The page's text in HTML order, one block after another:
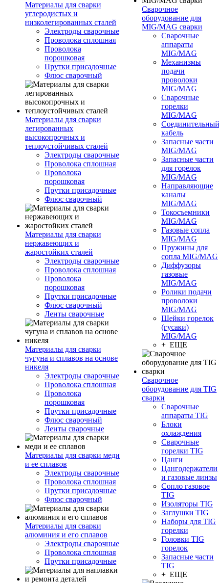
Материалы для сварки
углеродистых и
низколегированных сталей
Электроды сварочные
Проволока сплошная
Проволока
порошковая
Прутки присадочные
Флюс сварочный
Материалы для сварки
легированных
высокопрочных и
теплоустойчивых сталей
Электроды сварочные
Проволока сплошная
Проволока
порошковая
Прутки присадочные
Флюс сварочный
Материалы для сварки
нержавеющих и
жаростойких сталей
Электроды сварочные
Проволока сплошная
Проволока
порошковая
Прутки присадочные
Флюс сварочный
Ленты сварочные
Материалы для сварки
чугуна и сплавов на основе
никеля
Электроды сварочные
Проволока сплошная
Проволока
порошковая
Прутки присадочные
Флюс сварочный
Ленты сварочные
Материалы для сварки меди
и ее сплавов
Электроды сварочные
Проволока сплошная
Прутки присадочные
Флюс сварочный
Материалы для сварки
алюминия и его сплавов
Электроды сварочные
Проволока сплошная
Прутки присадочные
Сварочное
оборудование для
MIG/MAG сварки
Сварочные
аппараты
MIG/MAG
Механизмы
подачи
проволоки
MIG/MAG
Сварочные
горелки
MIG/MAG
Соединительный
кабель
Запасные части
MIG/MAG
Запасные части
для горелок
MIG/MAG
Направляющие
каналы
MIG/MAG
Токосъемники
MIG/MAG
Газовые сопла
MIG/MAG
Пружины для
сопла MIG/MAG
Диффузоры
газовые
MIG/MAG
Ролики подачи
проволоки
MIG/MAG
Шейки горелок
(гусаки)
MIG/MAG
+ ЕЩЕ
Сварочное
оборудование для TIG
сварки
Сварочные
аппараты TIG
Блоки
охлаждения
Сварочные
горелки TIG
Цанги
Цангодержатели
и газовые линзы
Сопло газовое
TIG
Изоляторы TIG
Заглушки TIG
Наборы для TIG
горелки
Головки TIG
горелок
Запасные части
TIG
+ ЕЩЕ